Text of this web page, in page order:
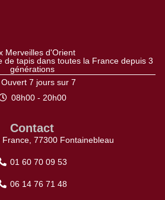
Merveilles d'Orient
de tapis dans toutes la France depuis 3
générations
Ouvert 7 jours sur 7
08h00 - 20h00
Contact
77300 Fontainebleau
01 60 70 09 53
06 14 76 71 48